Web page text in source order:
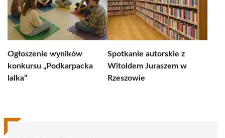
Ogłoszenie wyników
konkursu „Podkarpacka
lalka”
Spotkanie autorskie z
Witoldem Juraszem w
Rzeszowie